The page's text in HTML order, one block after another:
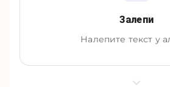
Залепи
Налепите текст у